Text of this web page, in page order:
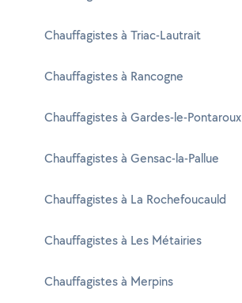
Chauffagistes à Triac-Lautrait
Chauffagistes à Rancogne
Chauffagistes à Gardes-le-Pontaroux
Chauffagistes à Gensac-la-Pallue
Chauffagistes à La Rochefoucauld
Chauffagistes à Les Métairies
Chauffagistes à Merpins